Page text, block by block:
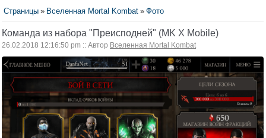
Страницы » Вселенная Mortal Kombat » Фото
Команда из набора "Преисподней" (MK X Mobile)
26.02.2018 12:16:50 pm :: Автор Вселенная Mortal Kombat